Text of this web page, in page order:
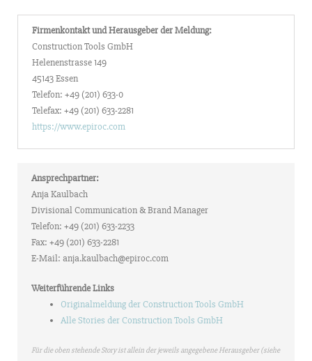
Firmenkontakt und Herausgeber der Meldung:
Construction Tools GmbH
Helenenstrasse 149
45143 Essen
Telefon: +49 (201) 633-0
Telefax: +49 (201) 633-2281
https://www.epiroc.com
Ansprechpartner:
Anja Kaulbach
Divisional Communication & Brand Manager
Telefon: +49 (201) 633-2233
Fax: +49 (201) 633-2281
E-Mail: anja.kaulbach@epiroc.com
Weiterführende Links
Originalmeldung der Construction Tools GmbH
Alle Stories der Construction Tools GmbH
Für die oben stehende Story ist allein der jeweils angegebene Herausgeber (siehe